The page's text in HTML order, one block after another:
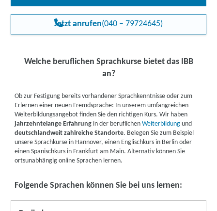
unterstützen Sie bei sämtlichen Fragen.
Ihrem Fall möglich ist, wird individuell entschieden. Gerne
informieren wir Sie in einem persönlichen Gespräch darüber,
welche Förderprogramme für Sie in Frage kommen.
Sollten Sie arbeitssuchend sein, können Sie finanzielle Förderung
u.a. bei folgenden Kostenträgern beantragen:
Jobcenter
Deutsche Rentenversicherung
Berufsförderungsdienst der Bundeswehr (BDF)
Mehr zum Bildungsgutschein
Fördermöglichkeiten für Berufstätige
Auch Berufstätige können unter bestimmten Voraussetzungen
Jetzt anrufen(040 – 79724645)
Welche beruflichen Sprachkurse bietet das IBB
an?
Ob zur Festigung bereits vorhandener Sprachkenntnisse oder zum
Erlernen einer neuen Fremdsprache: In unserem umfangreichen
Weiterbildungsangebot finden Sie den richtigen Kurs. Wir haben
jahrzehntelange Erfahrung in der beruflichenWeiterbildung und
deutschlandweit zahlreiche Standorte. Belegen Sie zum Beispiel
unsere Sprachkurse in Hannover, einen Englischkurs in Berlin oder
einen Spanischkurs in Frankfurt am Main. Alternativ können Sie
ortsunabhängig online Sprachen lernen.
Folgende Sprachen können Sie bei uns lernen: